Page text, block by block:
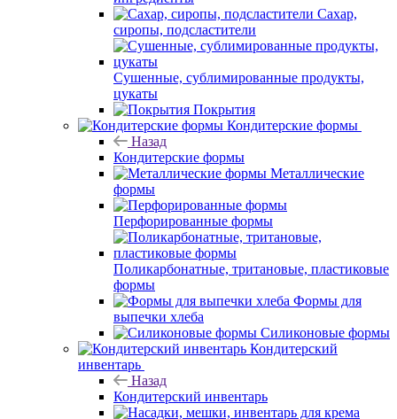
Сахар,
сиропы, подсластители
Сушенные, сублимированные продукты,
цукаты
Покрытия
Кондитерские формы
Назад
Кондитерские формы
Металлические
формы
Перфорированные формы
Поликарбонатные, тритановые, пластиковые
формы
Формы для
выпечки хлеба
Силиконовые формы
Кондитерский
инвентарь
Назад
Кондитерский инвентарь